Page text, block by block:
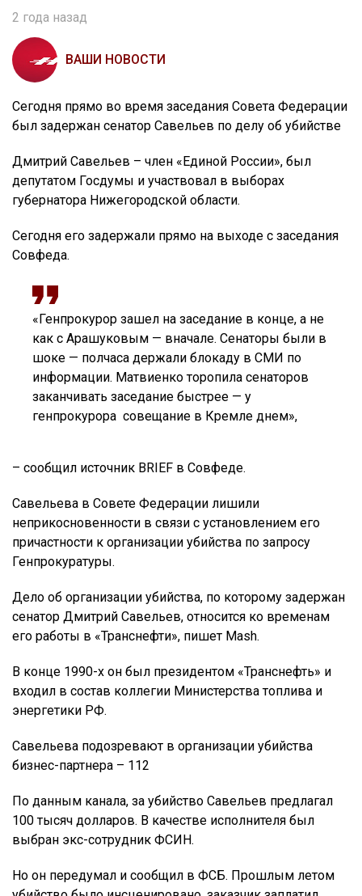
2 года назад
ВАШИ НОВОСТИ
Сегодня прямо во время заседания Совета Федерации
был задержан сенатор Савельев по делу об убийстве
Дмитрий Савельев – член «Единой России», был
депутатом Госдумы и участвовал в выборах
губернатора Нижегородской области.
Сегодня его задержали прямо на выходе с заседания
Совфеда.
«Генпрокурор зашел на заседание в конце, а не
как с Арашуковым — вначале. Сенаторы были в
шоке — полчаса держали блокаду в СМИ по
информации. Матвиенко торопила сенаторов
заканчивать заседание быстрее — у
генпрокурора совещание в Кремле днем»,
– сообщил источник BRIEF в Совфеде.
Савельева в Совете Федерации лишили
неприкосновенности в связи с установлением его
причастности к организации убийства по запросу
Генпрокуратуры.
Дело об организации убийства, по которому задержан
сенатор Дмитрий Савельев, относится ко временам
его работы в «Транснефти», пишет Mash.
В конце 1990-х он был президентом «Транснефть» и
входил в состав коллегии Министерства топлива и
энергетики РФ.
Савельева подозревают в организации убийства
бизнес-партнера – 112
По данным канала, за убийство Савельев предлагал
100 тысяч долларов. В качестве исполнителя был
выбран экс-сотрудник ФСИН.
Но он передумал и сообщил в ФСБ. Прошлым летом